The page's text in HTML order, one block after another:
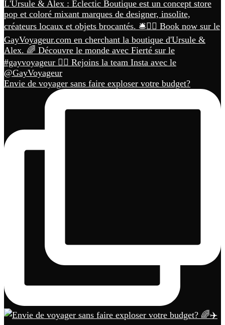
Envie de voyager sans faire exploser votre budget?